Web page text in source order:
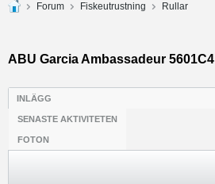
Forum Fiskeutrustning Rullar
ABU Garcia Ambassadeur 5601C4
INLÄGG
SENASTE AKTIVITETEN
FOTON